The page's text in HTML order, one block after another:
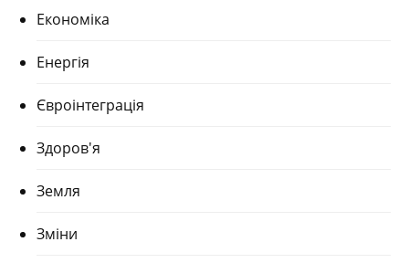
Економіка
Енергія
Євроінтеграція
Здоров'я
Земля
Зміни